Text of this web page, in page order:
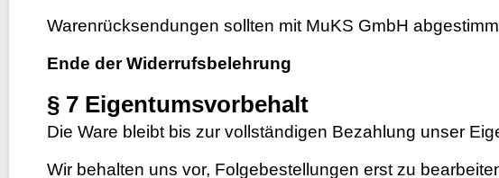
Warenrücksendungen sollten mit MuKS GmbH
Ende der Widerrufsbelehrung
§ 7 Eigentumsvorbehalt
Die Ware bleibt bis zur vollständigen Bezahlung unser
Wir behalten uns vor, Folgebestellungen erst zu